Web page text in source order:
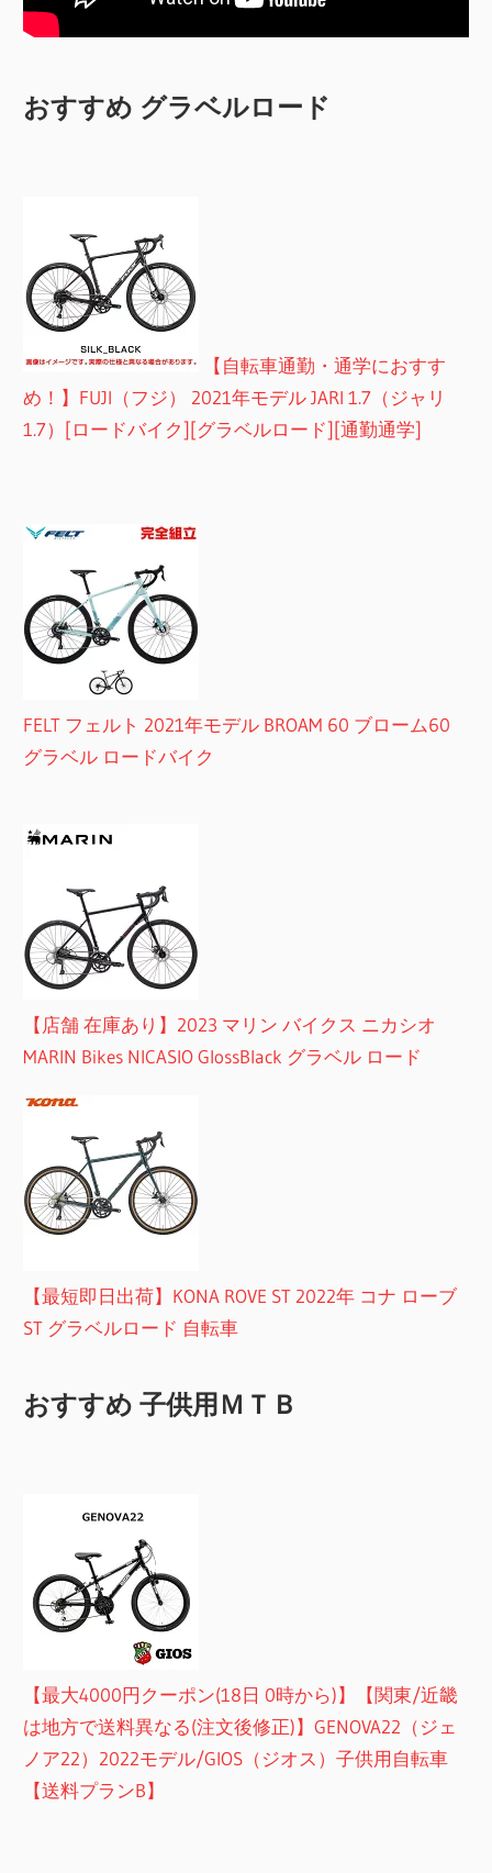
おすすめ グラベルロード
【自転車通勤・通学におすす
め！】FUJI（フジ） 2021年モデル JARI 1.7（ジャリ
1.7）[ロードバイク][グラベルロード][通勤通学]
FELT フェルト 2021年モデル BROAM 60 ブローム60
グラベル ロードバイク
【店舗 在庫あり】2023 マリン バイクス ニカシオ
MARIN Bikes NICASIO GlossBlack グラベル ロード
【最短即日出荷】KONA ROVE ST 2022年 コナ ローブ
ST グラベルロード 自転車
おすすめ 子供用ＭＴＢ
【最大4000円クーポン(18日 0時から)】【関東/近畿
は地方で送料異なる(注文後修正)】GENOVA22（ジェ
ノア22）2022モデル/GIOS（ジオス）子供用自転車
【送料プランB】